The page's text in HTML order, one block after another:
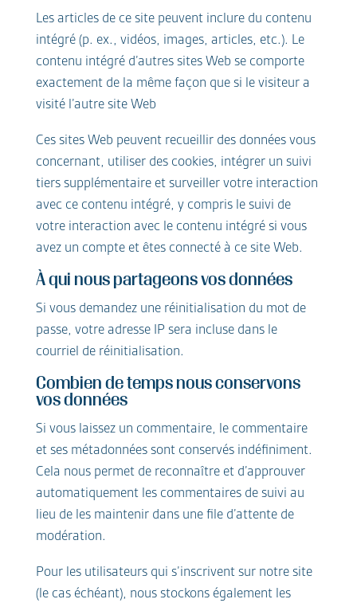
Les articles de ce site peuvent inclure du contenu
intégré (p. ex., vidéos, images, articles, etc.). Le
contenu intégré d’autres sites Web se comporte
exactement de la même façon que si le visiteur a
visité l’autre site Web
Ces sites Web peuvent recueillir des données vous
concernant, utiliser des cookies, intégrer un suivi
tiers supplémentaire et surveiller votre interaction
avec ce contenu intégré, y compris le suivi de
votre interaction avec le contenu intégré si vous
avez un compte et êtes connecté à ce site Web.
À qui nous partageons vos données
Si vous demandez une réinitialisation du mot de
passe, votre adresse IP sera incluse dans le
courriel de réinitialisation.
Combien de temps nous conservons
vos données
Si vous laissez un commentaire, le commentaire
et ses métadonnées sont conservés indéfiniment.
Cela nous permet de reconnaître et d’approuver
automatiquement les commentaires de suivi au
lieu de les maintenir dans une file d’attente de
modération.
Pour les utilisateurs qui s’inscrivent sur notre site
(le cas échéant), nous stockons également les